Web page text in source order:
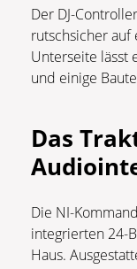
Der DJ-
rutschsicher auf
Unterseite lässt
und einige
Das
Die NI-
integrierten 24-
Haus.